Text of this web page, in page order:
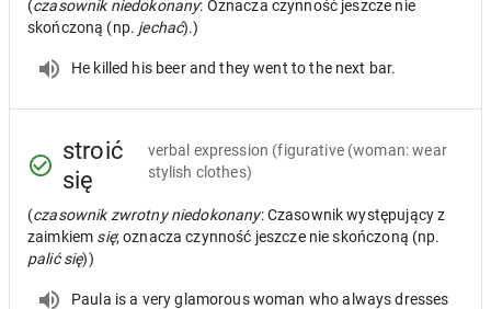
(czasownik niedokonany: Oznacza czynność jeszcze nie
skończoną (np. jechać).)
He killed his beer and they went to the next bar.
stroić
się
verbal expression (figurative (woman: wear
stylish clothes)
(czasownik zwrotny niedokonany: Czasownik występujący z
zaimkiem się; oznacza czynność jeszcze nie skończoną (np.
palić się))
Paula is a very glamorous woman who always dresses